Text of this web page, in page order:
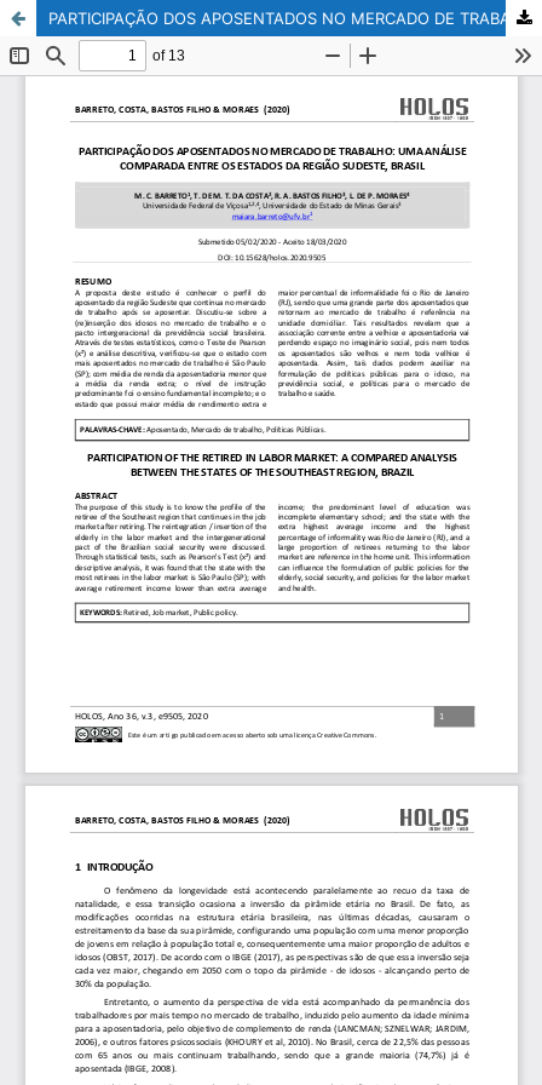
PARTICIPAÇÃO DOS APOSENTADOS NO MERCADO DE TRABALHO: UMA ANÁLISE COMPARADA ENTRE OS ESTADOS DA REGIÃO SUDESTE, BRASIL